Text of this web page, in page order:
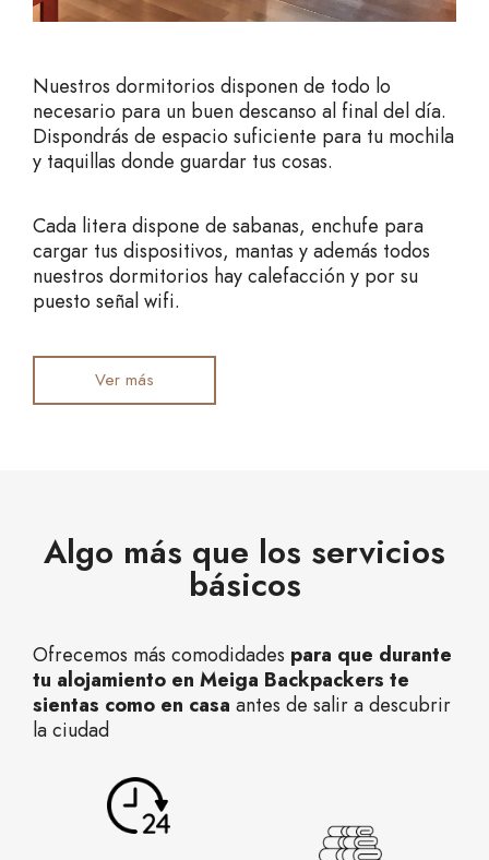
Nuestros dormitorios disponen de todo lo
necesario para un buen descanso al final del día.
Dispondrás de espacio suficiente para tu mochila
y taquillas donde guardar tus cosas.
Cada litera dispone de sabanas, enchufe para
cargar tus dispositivos, mantas y además todos
nuestros dormitorios hay calefacción y por su
puesto señal wifi.
Ver más
Algo más que los servicios
básicos
Ofrecemos más comodidades para que durante
tu alojamiento en Meiga Backpackers te
sientas como en casa antes de salir a descubrir
la ciudad